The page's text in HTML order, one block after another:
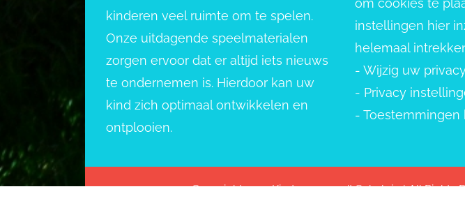
kinderen veel ruimte om te spelen.
Onze uitdagende speelmaterialen
zorgen ervoor dat er altijd iets nieuws
te ondernemen is. Hierdoor kan uw
kind zich optimaal ontwikkelen en
ontplooien.
om cookies te
instellingen hier
helemaal
- Wijzig uw
- Privacy
- Toestemmingen
Copyright 2022 Kinderopvang 't Schelpje | All